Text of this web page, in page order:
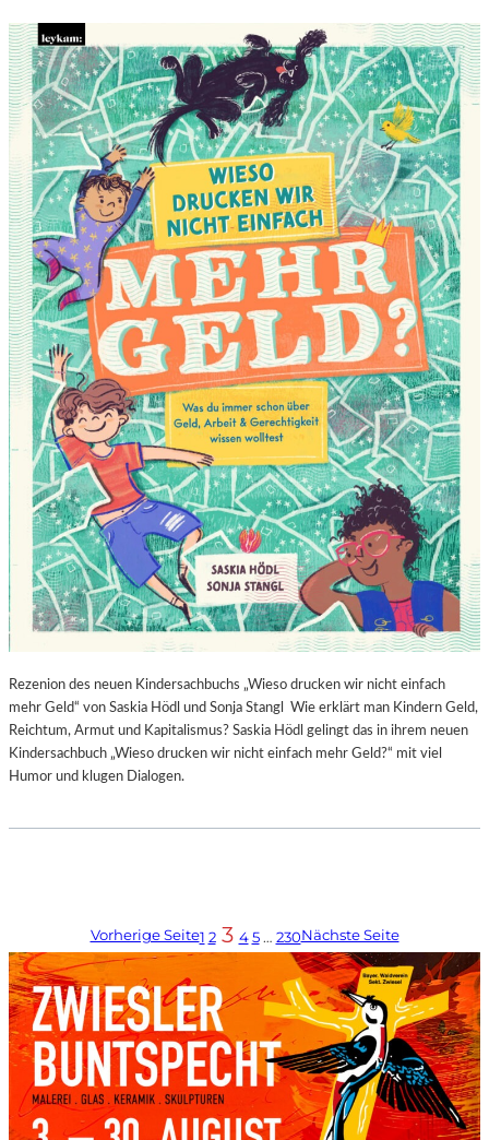
Rezenion des neuen Kindersachbuchs „Wieso drucken wir nicht einfach
mehr Geld“ von Saskia Hödl und Sonja Stangl Wie erklärt man Kindern Geld,
Reichtum, Armut und Kapitalismus? Saskia Hödl gelingt das in ihrem neuen
Kindersachbuch „Wieso drucken wir nicht einfach mehr Geld?“ mit viel
Humor und klugen Dialogen.
Vorherige Seite1 2 3 4 5 … 230Nächste Seite